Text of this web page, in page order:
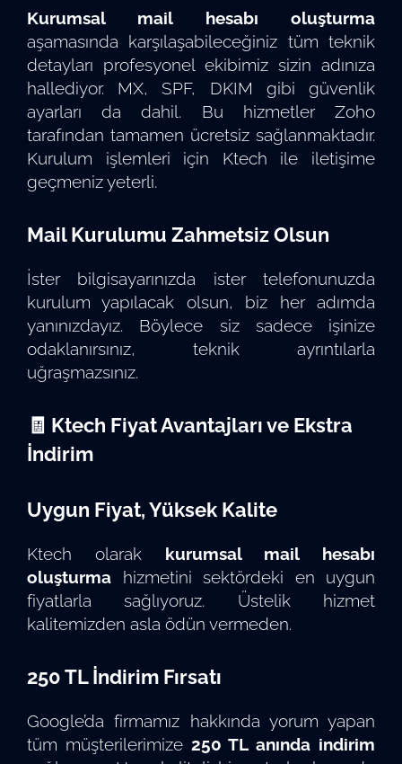
Kurumsal mail hesabı oluşturma
aşamasında karşılaşabileceğiniz tüm teknik
detayları profesyonel ekibimiz sizin adınıza
hallediyor. MX, SPF, DKIM gibi güvenlik
ayarları da dahil. Bu hizmetler Zoho
tarafından tamamen ücretsiz sağlanmaktadır.
Kurulum işlemleri için Ktech ile iletişime
geçmeniz yeterli.
Mail Kurulumu Zahmetsiz Olsun
İster bilgisayarınızda ister telefonunuzda
kurulum yapılacak olsun, biz her adımda
yanınızdayız. Böylece siz sadece işinize
odaklanırsınız, teknik ayrıntılarla
uğraşmazsınız.
🧾 Ktech Fiyat Avantajları ve Ekstra
İndirim
Uygun Fiyat, Yüksek Kalite
Ktech olarak kurumsal mail hesabı
oluşturma hizmetini sektördeki en uygun
fiyatlarla sağlıyoruz. Üstelik hizmet
kalitemizden asla ödün vermeden.
250 TL İndirim Fırsatı
Google’da firmamız hakkında yorum yapan
tüm müşterilerimize 250 TL anında indirim